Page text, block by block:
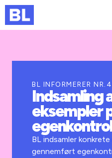
Kurser og arrangementer
Jobportalen
BL INFORMERER
Indsamling
eksempler
egenkontrol
BL indsamler konkrete
gennemført